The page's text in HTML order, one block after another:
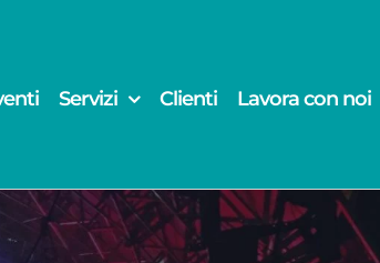
Servizi Clienti Lavora con noi